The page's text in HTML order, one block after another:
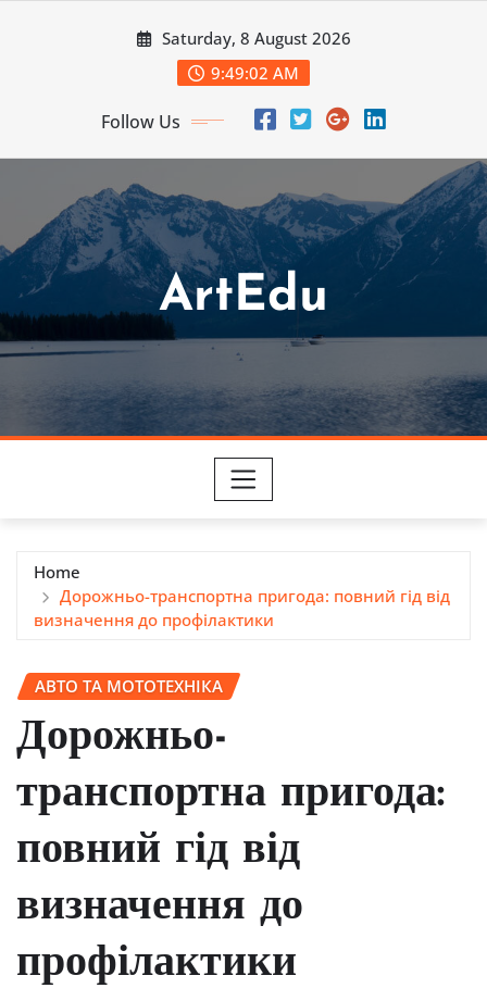
Saturday, 8 August 2026
9:49:03 AM
Follow Us
ArtEdu
Home
Дорожньо-транспортна пригода: повний гід від
визначення до профілактики
АВТО ТА МОТОТЕХНІКА
Дорожньо-
транспортна пригода:
повний гід від
визначення до
профілактики